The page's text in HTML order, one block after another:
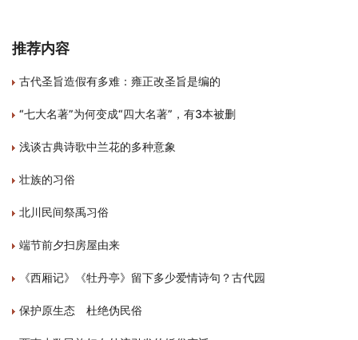
推荐内容
古代圣旨造假有多难：雍正改圣旨是编的
“七大名著”为何变成“四大名著”，有3本被删
浅谈古典诗歌中兰花的多种意象
壮族的习俗
北川民间祭禹习俗
端节前夕扫房屋由来
《西厢记》《牡丹亭》留下多少爱情诗句？古代园
保护原生态 杜绝伪民俗